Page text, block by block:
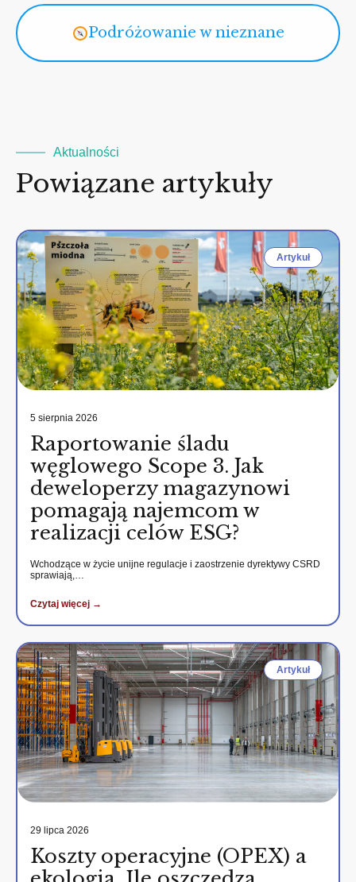
Podróżowanie w nieznane
Aktualności
Powiązane artykuły
Artykuł
5 sierpnia 2026
Raportowanie śladu
węglowego Scope 3. Jak
deweloperzy magazynowi
pomagają najemcom w
realizacji celów ESG?
Wchodzące w życie unijne regulacje i zaostrzenie dyrektywy CSRD
sprawiają,…
Czytaj więcej →
Artykuł
29 lipca 2026
Koszty operacyjne (OPEX) a